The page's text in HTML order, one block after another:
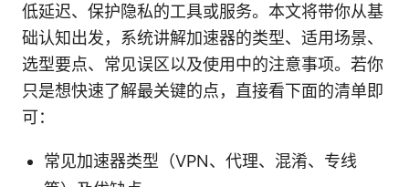
低延迟、保护隐私的工具或服务。本文将带你从基
础认知出发，系统讲解加速器的类型、适用场景、
选型要点、常见误区以及使用中的注意事项。若你
只是想快速了解最关键的点，直接看下面的清单即
可：
常见加速器类型（VPN、代理、混淆、专线